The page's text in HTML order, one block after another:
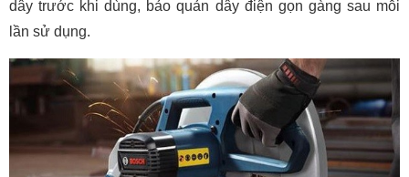
dây trước khi dùng, bảo quản dây điện gọn gàng sau mỗi
lần sử dụng.